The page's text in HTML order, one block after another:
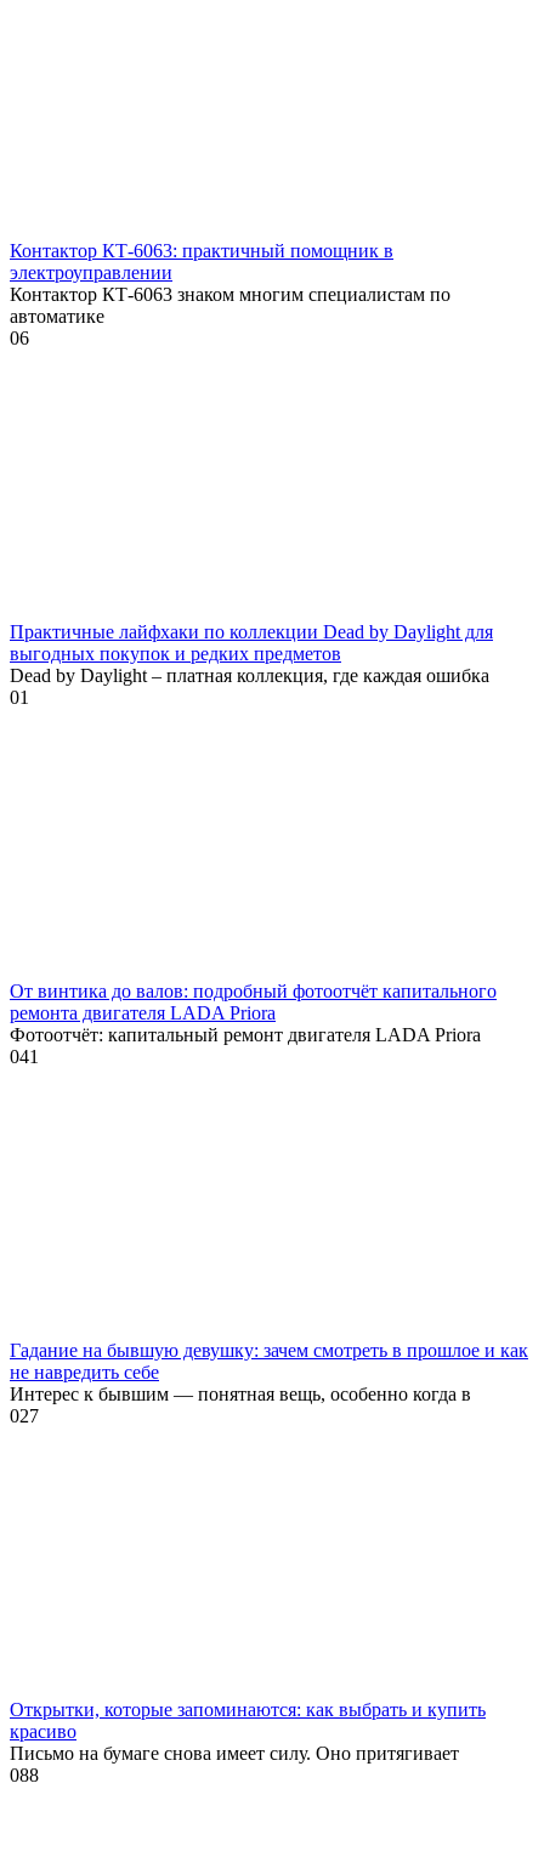
Контактор КТ-6063: практичный помощник в
электроуправлении
Контактор КТ-6063 знаком многим специалистам по
автоматике
06
Практичные лайфхаки по коллекции Dead by Daylight для
выгодных покупок и редких предметов
Dead by Daylight – платная коллекция, где каждая ошибка
01
От винтика до валов: подробный фотоотчёт капитального
ремонта двигателя LADA Priora
Фотоотчёт: капитальный ремонт двигателя LADA Priora
041
Гадание на бывшую девушку: зачем смотреть в прошлое и как
не навредить себе
Интерес к бывшим — понятная вещь, особенно когда в
027
Открытки, которые запоминаются: как выбрать и купить
красиво
Письмо на бумаге снова имеет силу. Оно притягивает
088